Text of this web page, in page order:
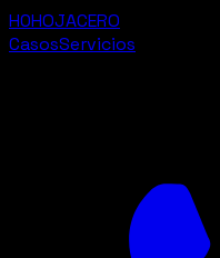
H0HOJACERO
CasosServicios